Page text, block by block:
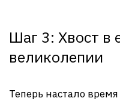
Шаг 3: Хвост в
великолепии
Теперь настало